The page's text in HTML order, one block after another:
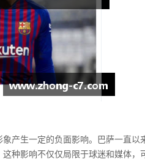
产生一定的负面影响。巴萨一直
种影响不仅仅局限于球迷和媒体